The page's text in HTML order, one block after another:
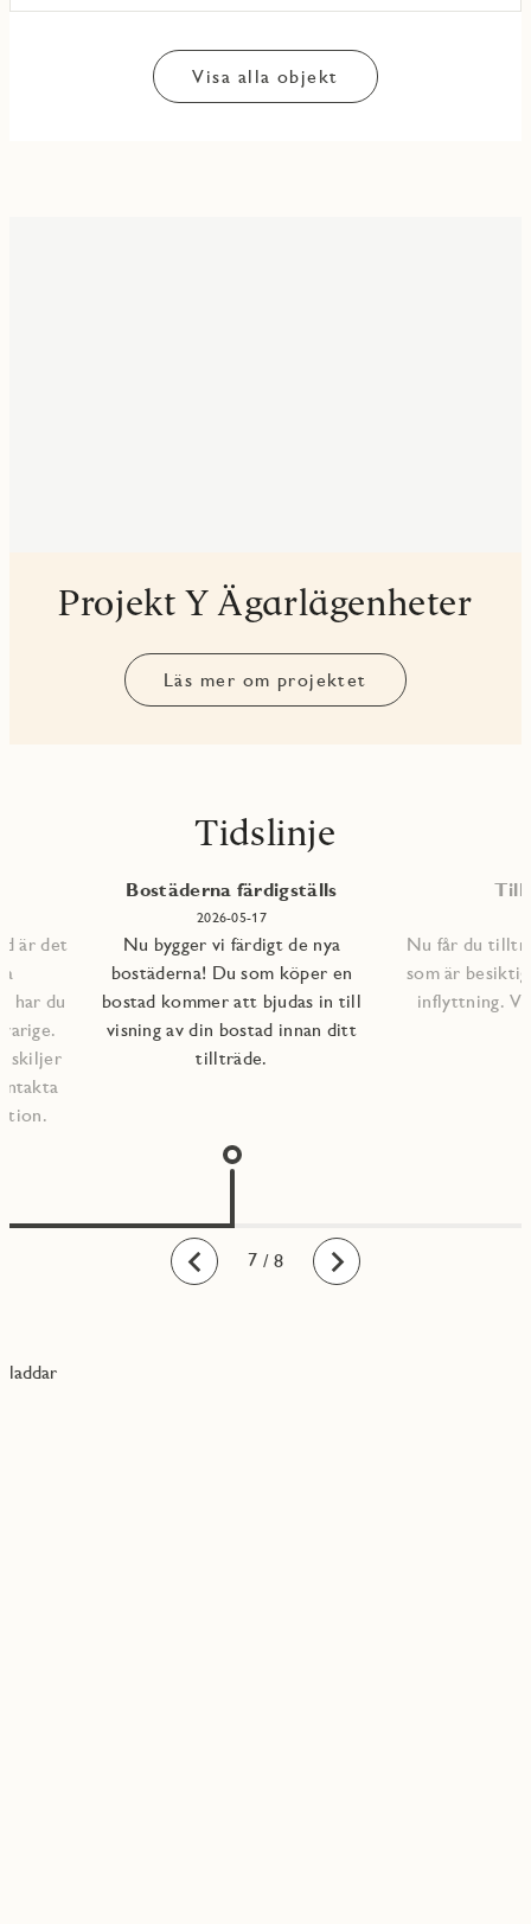
Visa alla objekt
Projekt Y Ägarlägenheter
Läs mer om projektet
Tidslinje
Bakåt
är det
har du
skiljer
Bostäderna färdigställs
2026-05-17
Nu bygger vi färdigt de nya
bostäderna! Du som köper en
bostad kommer att bjudas in till
visning av din bostad innan ditt
tillträde.
Nu får du
som är
inflyttning.
Framåt
1
2
3
4
5
6
7
8 / 8
laddar